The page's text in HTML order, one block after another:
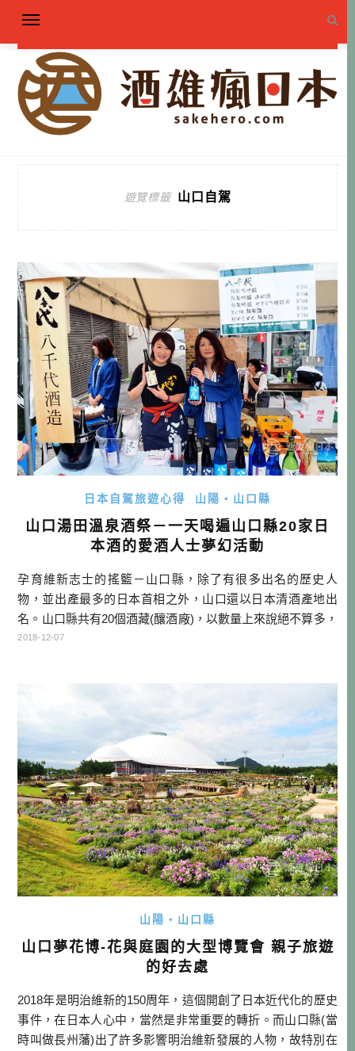
遊覽標籤 山口自駕
日本自駕旅遊心得 山陽・山口縣
山口湯田溫泉酒祭－一天喝遍山口縣20家日
本酒的愛酒人士夢幻活動
孕育維新志士的搖籃－山口縣，除了有很多出名的歷史人
物，並出產最多的日本首相之外，山口還以日本清酒產地出
名。山口縣共有20個酒藏(釀酒廠)，以數量上來說絕不算多，
但說到這裡知名的幾款酒，如：＜獺祭＞＜東洋美人＞＜雁
「湯田温泉酒まつり（湯田溫 […]…
2018-12-07
山陽・山口縣
山口夢花博-花與庭園的大型博覽會 親子旅遊
的好去處
2018年是明治維新的150周年，這個開創了日本近代化的歷史
事件，在日本人心中，當然是非常重要的轉折。而山口縣(當
時叫做長州藩)出了許多影響明治維新發展的人物，故特別在